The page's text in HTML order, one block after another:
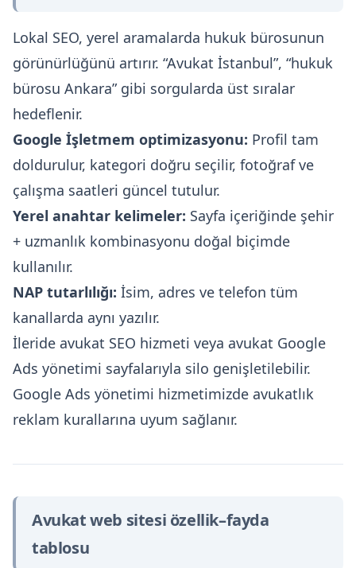
Lokal SEO, yerel aramalarda hukuk bürosunun
görünürlüğünü artırır. “Avukat İstanbul”, “hukuk
bürosu Ankara” gibi sorgularda üst sıralar
hedeflenir.
Google İşletmem optimizasyonu: Profil tam
doldurulur, kategori doğru seçilir, fotoğraf ve
çalışma saatleri güncel tutulur.
Yerel anahtar kelimeler: Sayfa içeriğinde şehir
+ uzmanlık kombinasyonu doğal biçimde
kullanılır.
NAP tutarlılığı: İsim, adres ve telefon tüm
kanallarda aynı yazılır.
İleride avukat SEO hizmeti veya avukat Google
Ads yönetimi sayfalarıyla silo genişletilebilir.
Google Ads yönetimi hizmetimizde avukatlık
reklam kurallarına uyum sağlanır.
Avukat web sitesi özellik–fayda
tablosu